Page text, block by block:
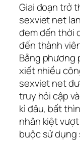
Giai đoạn trở
sexviet net
đem đến thời
đến thành
Bằng phương
xiết nhiều
sexviet net
truy hỏi cập
kì đâu, bất
nhân kiệt
buộc sử